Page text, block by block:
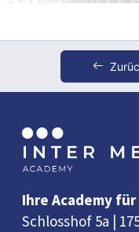
Modern & natürlich
Minimalistisch &
Modern & elegant
Geschwungen &
Schmal & gefüllt
Ihre Academy
Schlosshof 5a |